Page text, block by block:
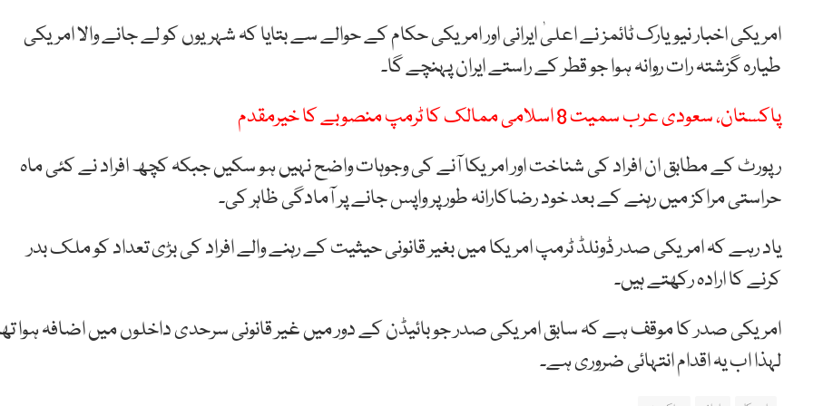
امریکی اخبار نیویارک ٹائمز نے اعلیٰ ایرانی اور امریکی حکام کے حوالے سے بتایا کہ شہریوں کو لے جانے والا امریکی
طیارہ گزشتہ رات روانہ ہوا جو قطر کے راستے ایران پہنچے گا۔
پاکستان، سعودی عرب سمیت 8 اسلامی ممالک کا ٹرمپ منصوبے کا خیرمقدم
رپورٹ کے مطابق ان افراد کی شناخت اور امریکا آنے کی وجوہات واضح نہیں ہو سکیں جبکہ کچھ افراد نے کئی ماہ
حراستی مراکز میں رہنے کے بعد خود رضاکارانہ طور پر واپس جانے پر آمادگی ظاہر کی۔
یاد رہے کہ امریکی صدر ڈونلڈ ٹرمپ امریکا میں بغیر قانونی حیثیت کے رہنے والے افراد کی بڑی تعداد کو ملک بدر
کرنے کا ارادہ رکھتے ہیں۔
امریکی صدر کا موقف ہے کہ سابق امریکی صدر جو بائیڈن کے دور میں غیر قانونی سرحدی داخلوں میں اضافہ ہوا
لہذا اب یہ اقدام انتہائی ضروری ہے۔